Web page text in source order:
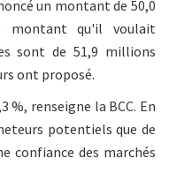
un montant de 50,0
montant qu'il voulait
sont de 51,9 millions
ont proposé.
%, renseigne la BCC. En
potentiels que de
confiance des marchés